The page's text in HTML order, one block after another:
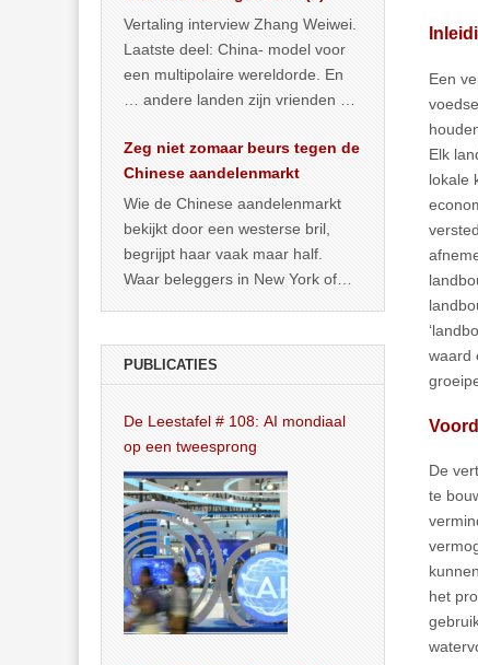
Een
Elk
lokale
waard
De
te
het
Vertaling interview Zhang Weiwei.
Laatste deel: China- model voor
een multipolaire wereldorde. En
… andere landen zijn vrienden of
Zeg niet zomaar beurs tegen de
Chinese aandelenmarkt
Wie de Chinese aandelenmarkt
bekijkt door een westerse bril,
begrijpt haar vaak maar half.
Waar beleggers in New York of
PUBLICATIES
De Leestafel # 108: AI mondiaal
op een tweesprong